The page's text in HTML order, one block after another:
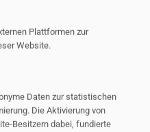
an den oben
zufriedenstellende
Sie sich an die
Plattformen zur
Website.
Daten zur statistischen
Die Aktivierung von
Besitzern dabei, fundierte